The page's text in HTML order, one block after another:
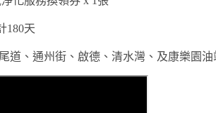
180天
道、通州街、啟德、清水灣、及康樂園油